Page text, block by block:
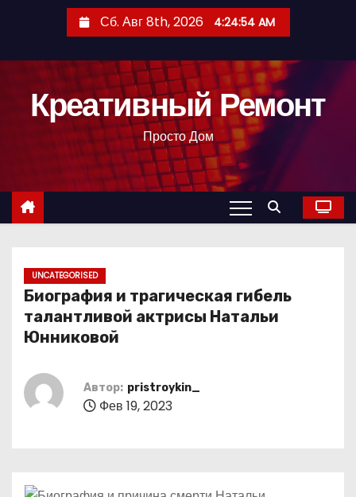
с
Сб. Авг 8th, 2026 4:24:55 AM
Креативный Ремонт
Просто Дом
UNCATEGORISED
Биография и трагическая гибель
талантливой актрисы Натальи
Юнниковой
Автор: pristroykin_
Фев 19, 2023